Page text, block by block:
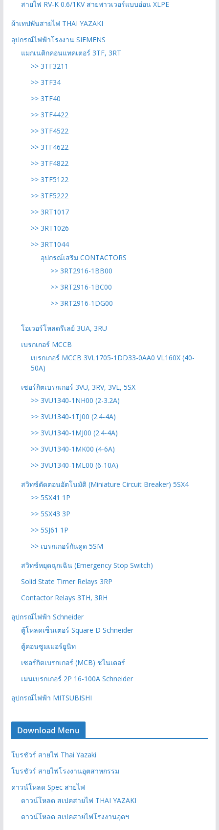
สายไฟ RV-K 0.6/1KV สายพาวเวอร์แบบอ่อน XLPE
ผ้าเทปพันสายไฟ THAI YAZAKI
อุปกรณ์ไฟฟ้าโรงงาน SIEMENS
แมกเนติกคอนแทคเตอร์ 3TF, 3RT
>> 3TF3211
>> 3TF34
>> 3TF40
>> 3TF4422
>> 3TF4522
>> 3TF4622
>> 3TF4822
>> 3TF5122
>> 3TF5222
>> 3RT1017
>> 3RT1026
>> 3RT1044
อุปกรณ์เสริม CONTACTORS
>> 3RT2916-1BB00
>> 3RT2916-1BC00
>> 3RT2916-1DG00
โอเวอร์โหลดรีเลย์ 3UA, 3RU
เบรกเกอร์ MCCB
เบรกเกอร์ MCCB 3VL1705-1DD33-0AA0 VL160X (40-
50A)
เซอร์กิตเบรกเกอร์ 3VU, 3RV, 3VL, 5SX
>> 3VU1340-1NH00 (2-3.2A)
>> 3VU1340-1TJ00 (2.4-4A)
>> 3VU1340-1MJ00 (2.4-4A)
>> 3VU1340-1MK00 (4-6A)
>> 3VU1340-1ML00 (6-10A)
สวิทซ์ตัดตอนอัตโนมัติ (Miniature Circuit Breaker) 5SX4
>> 5SX41 1P
>> 5SX43 3P
>> 5SJ61 1P
>> เบรกเกอร์กันดูด 5SM
สวิทช์หยุดฉุกเฉิน (Emergency Stop Switch)
Solid State Timer Relays 3RP
Contactor Relays 3TH, 3RH
อุปกรณ์ไฟฟ้า Schneider
ตู้โหลดเซ็นเตอร์ Square D Schneider
ตู้คอนซูมเมอร์ยูนิท
เซอร์กิตเบรกเกอร์ (MCB) ชไนเดอร์
เมนเบรกเกอร์ 2P 16-100A Schneider
อุปกรณ์ไฟฟ้า MITSUBISHI
Download Menu
โบรชัวร์ สายไฟ Thai Yazaki
โบรชัวร์ สายไฟโรงงานอุตสาหกรรม
ดาวน์โหลด Spec สายไฟ
ดาวน์โหลด สเปคสายไฟ THAI YAZAKI
ดาวน์โหลด สเปคสายไฟโรงงานอุตฯ